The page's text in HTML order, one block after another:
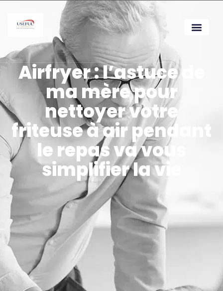
Airfryer : l’astuce de
ma mère pour
nettoyer votre
friteuse à air pendant
le repas va vous
simplifier la vie